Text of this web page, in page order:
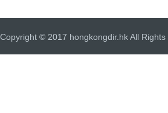
Copyright © 2017 hongkongdir.hk All Rights